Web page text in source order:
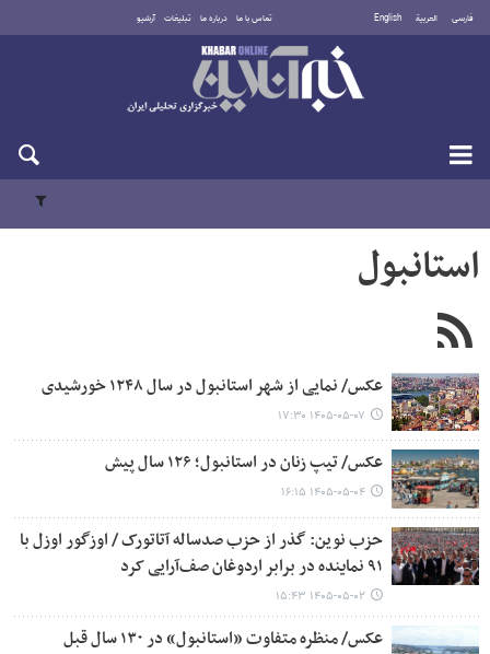
فارسی العربية English تماس با ما درباره ما تبلیغات آرشیو
یکشنبه ۱۸ مرداد ۱۴۰۵
استانبول
عکس/ نمایی از شهر استانبول در سال ۱۲۴۸ خورشیدی
۱۴۰۵-۰۵-۰۷ ۱۷:۳۰
عکس/ تیپ زنان در استانبول؛ ۱۲۶ سال پیش
۱۴۰۵-۰۵-۰۴ ۱۶:۱۵
حزب نوین: گذر از حزب صدساله آتاتورک / اوزگور اوزل با
۹۱ نماینده در برابر اردوغان صف‌آرایی کرد
۱۴۰۵-۰۵-۰۲ ۱۵:۴۳
عکس/ منظره متفاوت «استانبول» در ۱۳۰ سال قبل